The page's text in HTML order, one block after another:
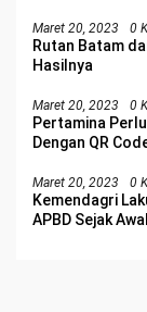
Maret 20, 2023 0
Rutan Batam
Hasilnya
Maret 20, 2023 0
Pertamina
Dengan QR
Maret 20, 2023 0
Kemendagri
APBD Sejak